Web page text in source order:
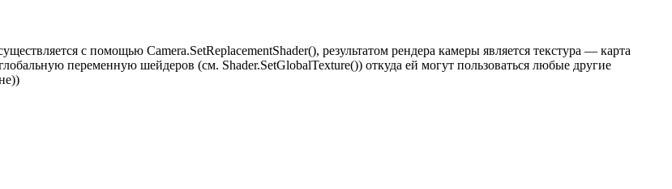
с помощью Camera.SetReplacementShader(), результатом рендера камеры является текстура — карта
переменную шейдеров (см. Shader.SetGlobalTexture()) откуда ей могут пользоваться любые другие